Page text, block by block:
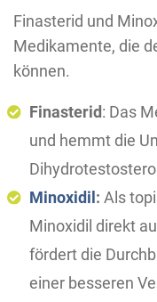
Finasterid und
Medikamente, die
können.
Finasterid: Das
und hemmt die
Minoxidil : Als
Minoxidil direkt
fördert die
einer besseren